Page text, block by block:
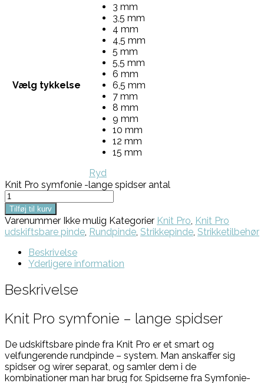
Vælg tykkelse
3 mm
3,5 mm
4 mm
4,5 mm
5 mm
5,5 mm
6 mm
6,5 mm
7 mm
8 mm
9 mm
10 mm
12 mm
15 mm
Ryd
Knit Pro symfonie -lange spidser antal
Tilføj til kurv
Varenummer Ikke mulig Kategorier Knit Pro, Knit Pro
udskiftsbare pinde, Rundpinde, Strikkepinde, Strikketilbehør
Beskrivelse
Yderligere information
Beskrivelse
Knit Pro symfonie – lange spidser
De udskiftsbare pinde fra Knit Pro er et smart og
velfungerende rundpinde – system. Man anskaffer sig
spidser og wirer separat, og samler dem i de
kombinationer man har brug for. Spidserne fra Symfonie-